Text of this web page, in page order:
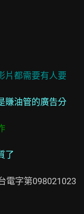
片都需要有人要
賺油管的廣告分
了